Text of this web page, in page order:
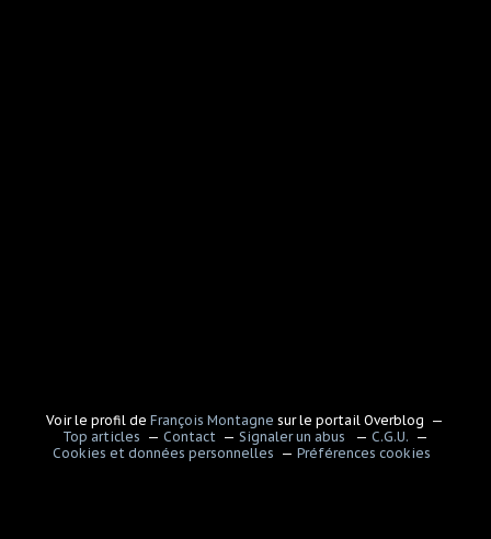
Voir le profil deFrançois Montagne sur le portail Overblog
Top articles
Contact Signaler un abus
C.G.U.
Cookies et données personnelles
Préférences cookies